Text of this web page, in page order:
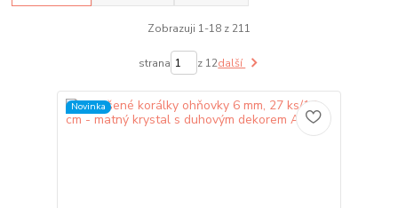
Zobrazuji 1-18 z 211
strana z 12další
Novinka